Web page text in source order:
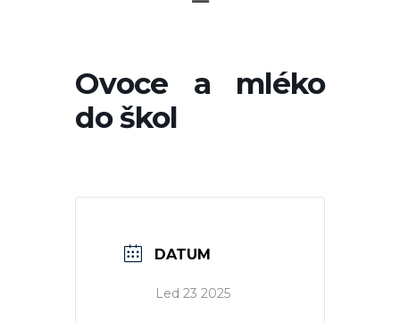
Ovoce a mléko
do škol
DATUM
Led 23 2025